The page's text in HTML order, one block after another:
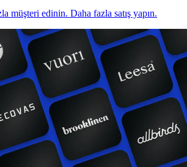
müşteri edinin. Daha fazla satış yapın.